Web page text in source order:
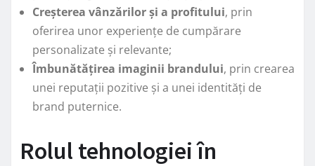
Creșterea vânzărilor și a profitului, prin
oferirea unor experiențe de cumpărare
personalizate și relevante;
Îmbunătățirea imaginii brandului, prin crearea
unei reputații pozitive și a unei identități de
brand puternice.
Rolul tehnologiei în